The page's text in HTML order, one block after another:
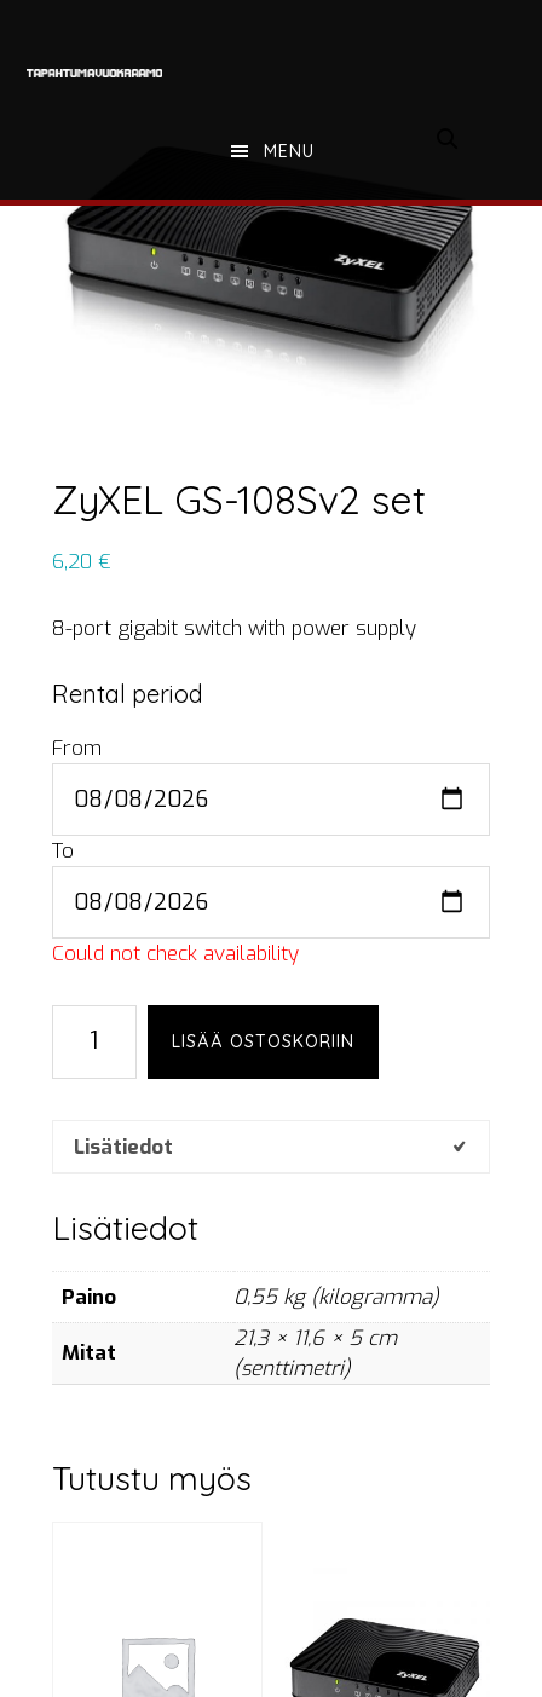
sivupalkkiin
MENU
ZyXEL GS-108Sv2 set
6,20 €
8-port gigabit switch with power supply
Rental period
From
To
Could not check availability
108Sv2
määrä
LISÄÄ OSTOSKORIIN
Lisätiedot
Lisätiedot
Paino
0,55 kg (kilogramma)
Mitat
21,3 × 11,6 × 5 cm
(senttimetri)
Tutustu myös